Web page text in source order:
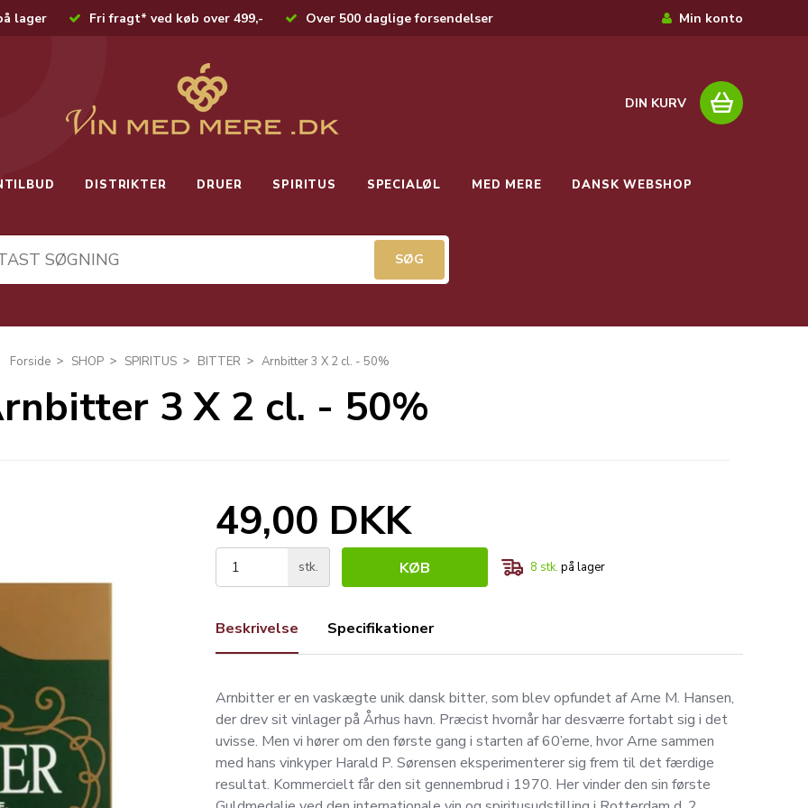
lager Fri fragt* ved køb over 499,- Over 500 daglige forsendelser Min konto
DIN KURV
DISTRIKTER DRUER SPIRITUS SPECIALØL MED MERE DANSK WEBSHOP
Forside SHOP SPIRITUS BITTER Arnbitter 3 X 2 cl. - 50%
3 X 2 cl. - 50%
49,00 DKK
stk. KØB 8 stk. på lager
Beskrivelse Specifikationer
Arnbitter er en vaskægte unik dansk bitter, som blev opfundet af Arne M. Hansen,
der drev sit vinlager på Århus havn. Præcist hvornår har desværre fortabt sig i det
uvisse. Men vi hører om den første gang i starten af 60’erne, hvor Arne sammen
med hans vinkyper Harald P. Sørensen eksperimenterer sig frem til det færdige
resultat. Kommercielt får den sit gennembrud i 1970. Her vinder den sin første